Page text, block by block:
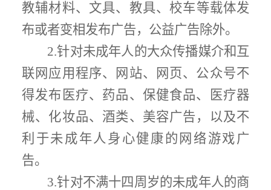
教辅材料、文具、教具、校车等载体发
布或者变相发布广告，公益广告除外。
2.针对未成年人的大众传播媒介和互
联网应用程序、网站、网页、公众号不
得发布医疗、药品、保健食品、医疗器
械、化妆品、酒类、美容广告，以及不
利于未成年人身心健康的网络游戏广
告。
3.针对不满十四周岁的未成年人的商